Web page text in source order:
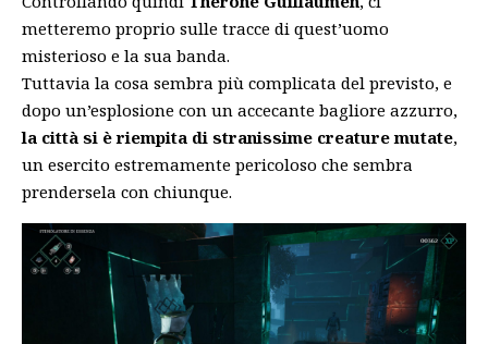
metteremo proprio sulle tracce di quest’uomo
misterioso e la sua banda.
Tuttavia la cosa sembra più complicata del previsto, e
dopo un’esplosione con un accecante bagliore azzurro,
la città si è riempita di stranissime creature mutate,
un esercito estremamente pericoloso che sembra
prendersela con chiunque.